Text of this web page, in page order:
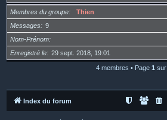
Membres du groupe
Thien
Messages
9
Nom-Prénom
Enregistré le
29 sept. 2018, 19:01
4 membres • Page 1 sur
Index du forum